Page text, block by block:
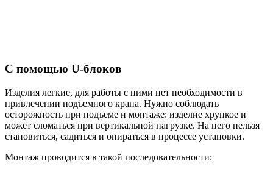
С помощью U-блоков
Изделия легкие, для работы с ними нет необходимости в
привлечении подъемного крана. Нужно соблюдать
осторожность при подъеме и монтаже: изделие хрупкое и
может сломаться при вертикальной нагрузке. На него нельзя
становиться, садиться и опираться в процессе установки.
Монтаж проводится в такой последовательности: